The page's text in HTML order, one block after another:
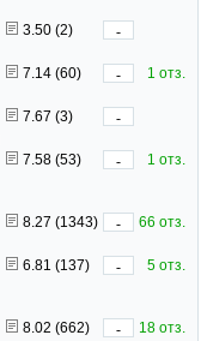
3.50 (2)
-
7.14 (60) -
1 отз.
7.67 (3)
-
7.58 (53) -
1 отз.
8.27 (1343) -
66 отз.
6.81 (137) -
5 отз.
8.02 (662) -
18 отз.